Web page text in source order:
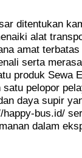
ditentukan
alat
amat
serta
produk Sewa
pelopor
daya supir
bus.id/
dalam